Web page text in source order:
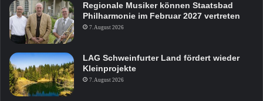
Regionale Musiker können Staatsbad
Philharmonie im Februar 2027 vertreten
7. August 2026
LAG Schweinfurter Land fördert wieder
Kleinprojekte
7. August 2026